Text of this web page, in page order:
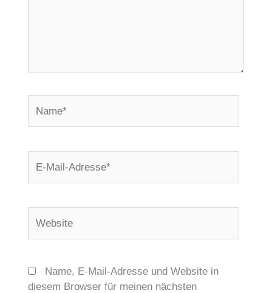
Mail-
Name, E-Mail-Adresse und Website in
diesem Browser für meinen nächsten